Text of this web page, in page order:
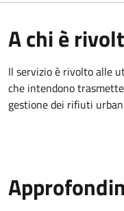
A chi è
Il servizio è rivolto alle
che intendono
gestione dei rifiuti